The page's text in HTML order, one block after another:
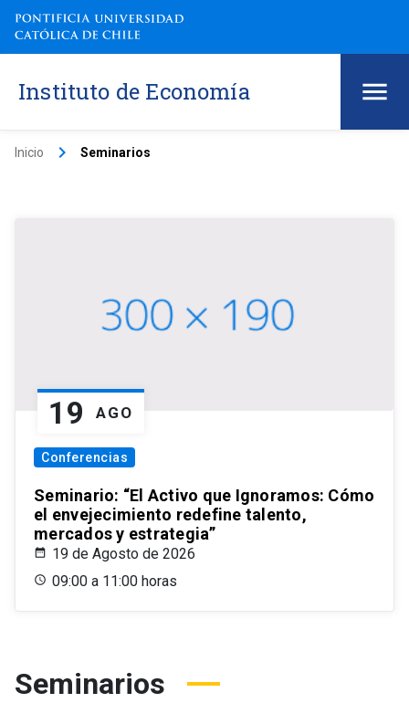
Instituto de Economía
Inicio keyboard_arrow_right Seminarios
19 AGO
Conferencias
Seminario: “El Activo que Ignoramos: Cómo
el envejecimiento redefine talento,
mercados y estrategia”
19 de Agosto de 2026
09:00 a 11:00 horas
Seminarios